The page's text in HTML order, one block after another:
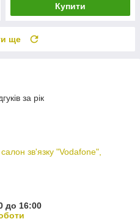
Купити
ще
за рік
зв'язку "Vodafone",
до 16:00